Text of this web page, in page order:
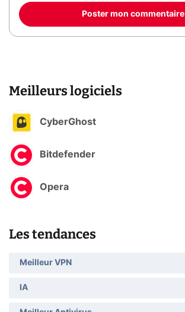
Poster mon commentaire
Meilleurs logiciels
CyberGhost
Bitdefender
Opera
Les tendances
Meilleur VPN
IA